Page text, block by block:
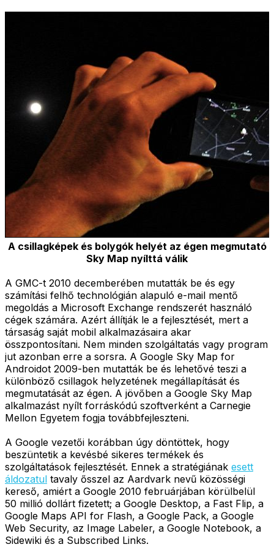
A csillagképek és bolygók helyét az égen megmutató
Sky Map nyílttá válik
A GMC-t 2010 decemberében mutatták be és egy
számítási felhő technológián alapuló e-mail mentő
megoldás a Microsoft Exchange rendszerét használó
cégek számára. Azért állítják le a fejlesztését, mert a
társaság saját mobil alkalmazásaira akar
összpontosítani. Nem minden szolgáltatás vagy program
jut azonban erre a sorsra. A Google Sky Map for
Androidot 2009-ben mutatták be és lehetővé teszi a
különböző csillagok helyzetének megállapítását és
megmutatását az égen. A jövőben a Google Sky Map
alkalmazást nyílt forráskódú szoftverként a Carnegie
Mellon Egyetem fogja továbbfejleszteni.
A Google vezetői korábban úgy döntöttek, hogy
beszüntetik a kevésbé sikeres termékek és
szolgáltatások fejlesztését. Ennek a stratégiának esett
áldozatul tavaly ősszel az Aardvark nevű közösségi
kereső, amiért a Google 2010 februárjában körülbelül
50 millió dollárt fizetett; a Google Desktop, a Fast Flip, a
Google Maps API for Flash, a Google Pack, a Google
Web Security, az Image Labeler, a Google Notebook, a
Sidewiki és a Subscribed Links.